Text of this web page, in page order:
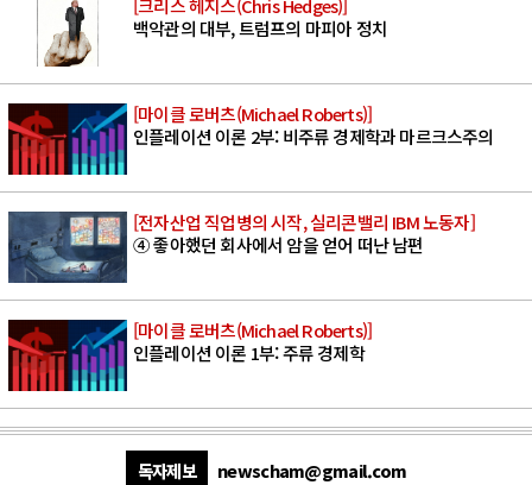
백악관의 대부, 트럼프의 마피아 정치
[마이클 로버츠(Michael Roberts)]
인플레이션 이론 2부: 비주류 경제학과 마르크스주의
[전자산업 직업병의 시작, 실리콘밸리 IBM 노동자]
④ 좋아했던 회사에서 암을 얻어 떠난 남편
[마이클 로버츠(Michael Roberts)]
인플레이션 이론 1부: 주류 경제학
독자제보 newscham@gmail.com